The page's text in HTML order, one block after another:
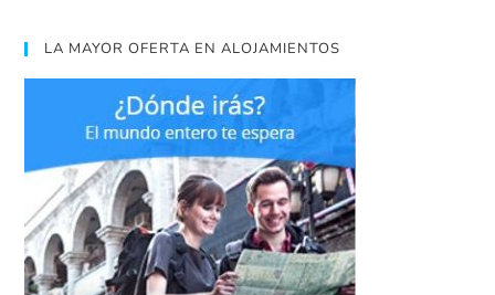
LA MAYOR OFERTA EN ALOJAMIENTOS